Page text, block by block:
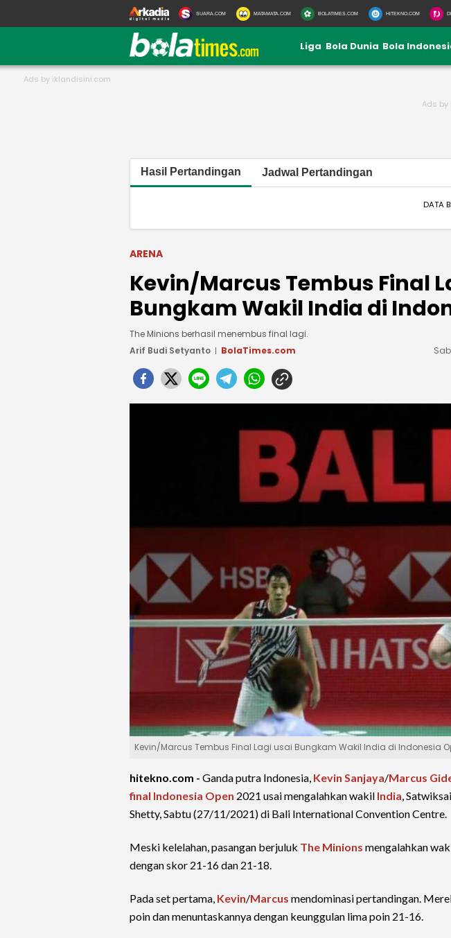
SUARA.COM MATAMATA.COM BOLATIMES.COM HITEKNO.COM
Liga Bola Dunia Bola
Hasil Pertandingan Jadwal Pertandingan
DATA
ARENA
Kevin/Marcus Tembus Final
Bungkam Wakil India di
The Minions berhasil menembus final lagi.
Arif Budi Setyanto
BolaTimes.com
Kevin/Marcus Tembus Final Lagi usai Bungkam Wakil India di Indonesia
hitekno.com - Ganda putra Indonesia, Kevin Sanjaya/Marcus
final Indonesia Open 2021 usai mengalahkan wakil India,
Shetty, Sabtu (27/11/2021) di Bali International Convention Centre.
Meski kelelahan, pasangan berjuluk The Minions mengalahkan
dengan skor 21-16 dan 21-18.
Pada set pertama, Kevin/Marcus mendominasi pertandingan.
poin dan menuntaskannya dengan keunggulan lima poin 21-16.